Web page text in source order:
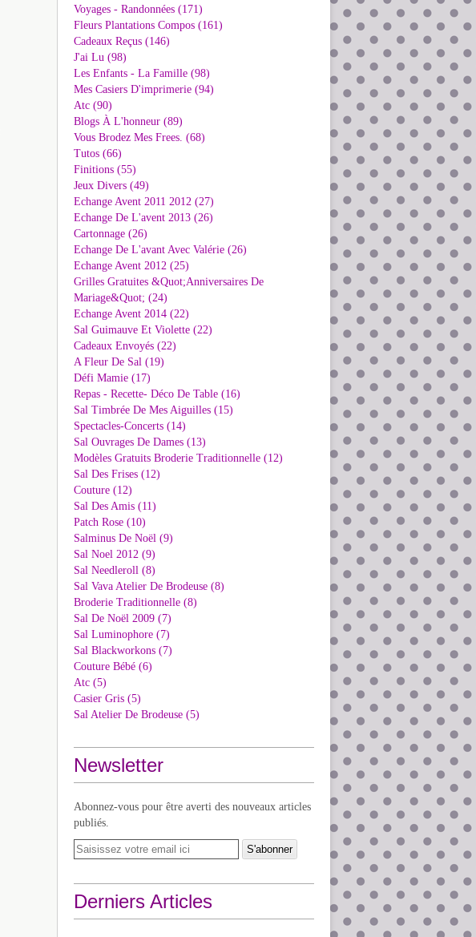
Voyages - Randonnées (171)
Fleurs Plantations Compos (161)
Cadeaux Reçus (146)
J'ai Lu (98)
Les Enfants - La Famille (98)
Mes Casiers D'imprimerie (94)
Atc (90)
Blogs À L'honneur (89)
Vous Brodez Mes Frees. (68)
Tutos (66)
Finitions (55)
Jeux Divers (49)
Echange Avent 2011 2012 (27)
Echange De L'avent 2013 (26)
Cartonnage (26)
Echange De L'avant Avec Valérie (26)
Echange Avent 2012 (25)
Grilles Gratuites &Quot;Anniversaires De
Mariage&Quot; (24)
Echange Avent 2014 (22)
Sal Guimauve Et Violette (22)
Cadeaux Envoyés (22)
A Fleur De Sal (19)
Défi Mamie (17)
Repas - Recette- Déco De Table (16)
Sal Timbrée De Mes Aiguilles (15)
Spectacles-Concerts (14)
Sal Ouvrages De Dames (13)
Modèles Gratuits Broderie Traditionnelle (12)
Sal Des Frises (12)
Couture (12)
Sal Des Amis (11)
Patch Rose (10)
Salminus De Noël (9)
Sal Noel 2012 (9)
Sal Needleroll (8)
Sal Vava Atelier De Brodeuse (8)
Broderie Traditionnelle (8)
Sal De Noël 2009 (7)
Sal Luminophore (7)
Sal Blackworkons (7)
Couture Bébé (6)
Atc (5)
Casier Gris (5)
Sal Atelier De Brodeuse (5)
Newsletter
Abonnez-vous pour être averti des nouveaux articles
publiés.
Derniers Articles